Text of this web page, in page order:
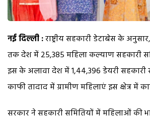
नई दिल्ली :राष्ट्रीय सहकारी डेटाबेस के
तक देश में 25,385 महिला कल्याण सहकारी
इस के अलावा देश में 1,44,396 डेयरी सहकारी
काफी तादाद में ग्रामीण महिलाएं इस क्षेत्र में
सरकार ने सहकारी समितियों में महिलाओं की